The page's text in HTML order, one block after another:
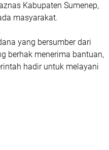
Kabupaten Sumenep,
masyarakat.
yang bersumber dari
berhak menerima bantuan,
hadir untuk melayani